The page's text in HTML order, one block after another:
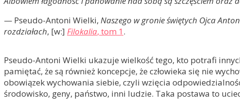
— Pseudo-Antoni Wielki, Naszego w gronie świętych Ojca
rozdziałach, [w:] Filokalia, tom 1 .
Pseudo-Antoni Wielki ukazuje wielkość tego, kto potrafi
pamiętać, że są również koncepcje, że człowieka się nie
obowiązek wychowania siebie, czyli wzięcia
środowisko, geny, państwo, inni ludzie. Taka postawa to